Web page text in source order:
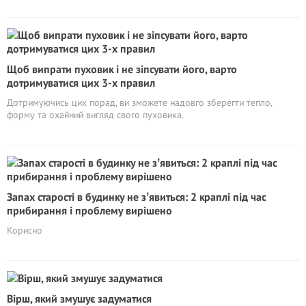
Щоб випрати пуховик і не зіпсувати його, варто
дотримуватися цих 3-х правил
Дотримуючись цих порад, ви зможете надовго зберегти тепло,
форму та охайний вигляд свого пуховика.
Запах стapocті в будинку не зʼявиться: 2 краплі під час
прибирання і проблему вирішено
Корисно
Вірш, який змушує задуматися